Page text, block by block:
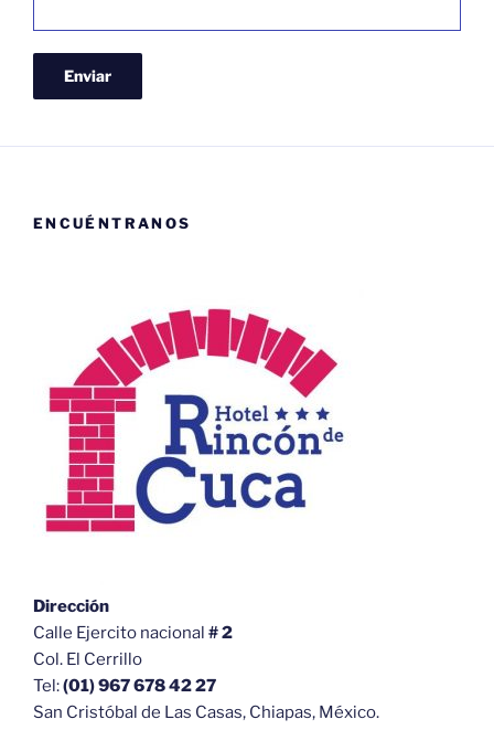
ENCUÉNTRANOS
Dirección
Calle Ejercito nacional # 2
Col. El Cerrillo
Tel:(01) 967 678 42 27
San Cristóbal de Las Casas, Chiapas, México.